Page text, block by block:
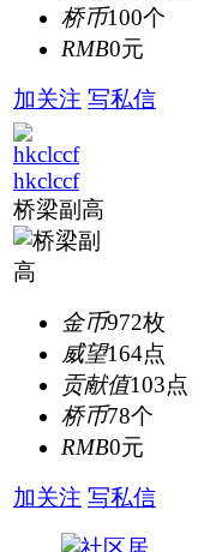
桥币100个
RMB0元
加关注 写私信
hkclccf
桥梁副高
金币972枚
威望164点
贡献值103点
桥币78个
RMB0元
加关注 写私信